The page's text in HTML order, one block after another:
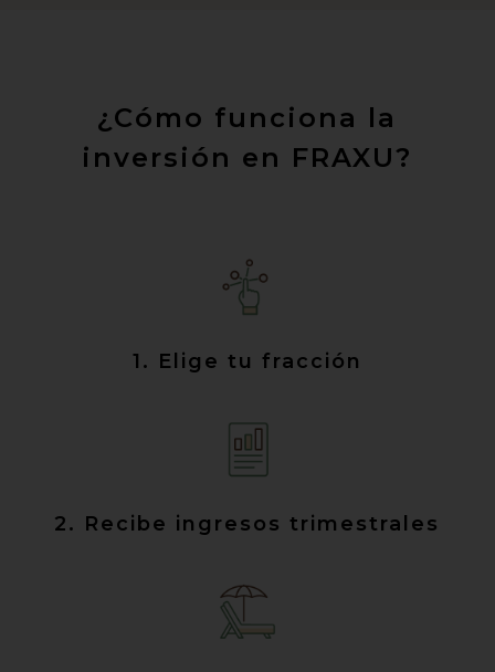
¿Cómo funciona la
inversión en FRAXU?
1. Elige tu fracción
2. Recibe ingresos trimestrales